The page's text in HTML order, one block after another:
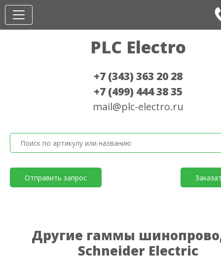
PLC Electro
+7 (343) 363 20 28
+7 (499) 444 38 35
mail@plc-electro.ru
Отправить запрос
Другие гаммы
Schneider Electric